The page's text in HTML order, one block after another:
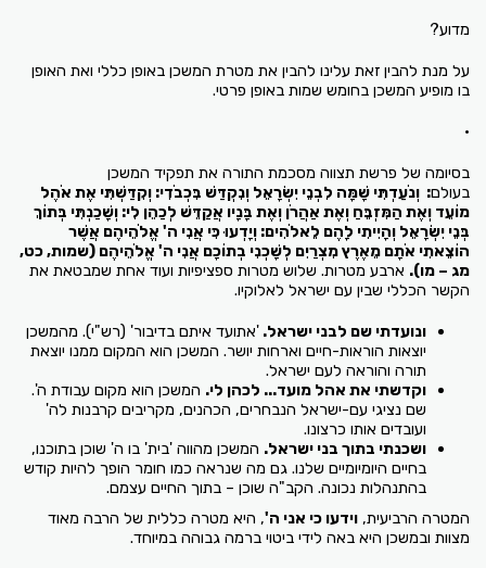
מדוע?
על מנת להבין זאת עלינו להבין את מטרת המשכן באופן כללי ואת האופן
בו מופיע המשכן בחומש שמות באופן פרטי.
•
בסיומה של פרשת תצווה מסכמת התורה את תפקיד המשכן
בעולם: וְנֹעַדְתִּי שָׁמָּה לִבְנֵי יִשְׂרָאֵל וְנִקְדַּשׁ בִּכְבֹדִי: וְקִדַּשְׁתִּי אֶת אֹהֶל
מוֹעֵד וְאֶת הַמִּזְבֵּחַ וְאֶת אַהֲרֹן וְאֶת בָּנָיו אֲקַדֵּשׁ לְכַהֵן לִי: וְשָׁכַנְתִּי בְּתוֹךְ
בְּנֵי יִשְׂרָאֵל וְהָיִיתִי לָהֶם לֵאלֹהִים: וְיָדְעוּ כִּי אֲנִי ה' אֱלֹהֵיהֶם אֲשֶׁר
הוֹצֵאתִי אֹתָם מֵאֶרֶץ מִצְרַיִם לְשָׁכְנִי בְתוֹכָם אֲנִי ה' אֱלֹהֵיהֶם (שמות, כט,
מג – מו). ארבע מטרות. שלוש מטרות ספציפיות ועוד אחת שמבטאת את
הקשר הכללי שבין עם ישראל לאלוקיו.
ונועדתי שם לבני ישראל. 'אתועד איתם בדיבור' (רש"י). מהמשכן
יוצאות הוראות-חיים וארחות יושר. המשכן הוא המקום ממנו יוצאת
תורה והוראה לעם ישראל.
וקדשתי את אהל מועד... לכהן לי. המשכן הוא מקום עבודת ה'.
שם נציגי עם-ישראל הנבחרים, הכהנים, מקריבים קרבנות לה'
ועובדים אותו כרצונו.
ושכנתי בתוך בני ישראל. המשכן מהווה 'בית' בו ה' שוכן בתוכנו,
בחיים היומיומיים שלנו. גם מה שנראה כמו חומר הופך להיות קודש
בהתנהלות נכונה. הקב"ה שוכן – בתוך החיים עצמם.
המטרה הרביעית, וידעו כי אני ה', היא מטרה כללית של הרבה מאוד
מצוות ובמשכן היא באה לידי ביטוי ברמה גבוהה במיוחד.